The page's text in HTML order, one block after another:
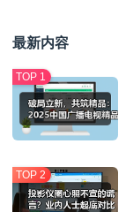
最新内容